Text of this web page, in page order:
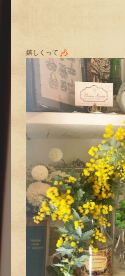
嬉しくって